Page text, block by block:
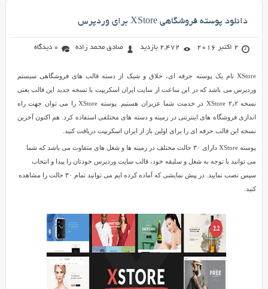
دانلود پوسته فروشگاهی XStore برای وردپرس
2 اکتبر 2016 2,472 بازدید صادق محمد زاده 0 دیدگاه
XStore نام یک پوسته جرفه ای، خلاق و شیک از دسته قالب های فروشگاهی سیستم
وردپرس می باشد که در این ساعت از سایت ایران اسکریپت با نسخه جدید این قالب یعنی
نسخه ۲٫۲ XStore در خدمت شما عزیزان هستیم. پوسته XStore را می توان جهت راه
اندازی فروشگاه های اینترنتی در زمینه و دسته های مختلفی استفاده کرد. هم اکنون آخرین
نسخه این قالب حرفه ای را برای اولین باز از ایران اسکریپت دریافت کنید.
پوسته XStore دارای ۳۰ حالت مختلف در زمینه ها و شغل های متفاوت می باشد که شما
می توانید با توجه به شغل و سلیقه خود، قالب سایت وردپرس خودتان را پیدا و انتخاب
سپس نصب نمایید. در پیش نمایشی که آماده کرده ایم می توانید تمام ۳۰ حالت را مشاهده
کنید.